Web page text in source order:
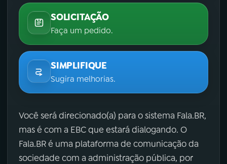
SOLICITAÇÃO
Faça um pedido.
SIMPLIFIQUE
Sugira melhorias.
Você será direcionado(a) para o sistema Fala.BR,
mas é com a EBC que estará dialogando. O
Fala.BR é uma plataforma de comunicação da
sociedade com a administração pública, por